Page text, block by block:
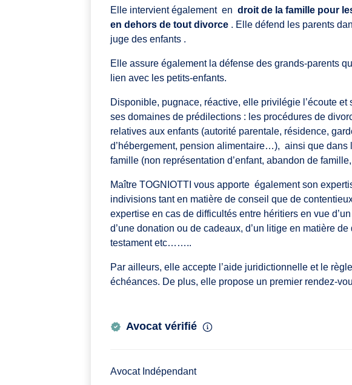
Elle intervient également en droit de la famille pour
en dehors de tout divorce . Elle défend les parents
juge des enfants .
Elle assure également la défense des grands-parents
lien avec les petits-enfants.
Disponible, pugnace, réactive, elle privilégie l’écoute
ses domaines de prédilections : les procédures de
relatives aux enfants (autorité parentale, résidence,
d’hébergement, pension alimentaire…), ainsi que dans
famille (non représentation d’enfant, abandon de
Maître TOGNIOTTI vous apporte également son
indivisions tant en matière de conseil que de
expertise en cas de difficultés entre héritiers en vue
d’une donation ou de cadeaux, d’un litige en matière
testament etc……..
Par ailleurs, elle accepte l’aide juridictionnelle et le
échéances. De plus, elle propose un premier rendez-
Avocat vérifié
Avocat Indépendant